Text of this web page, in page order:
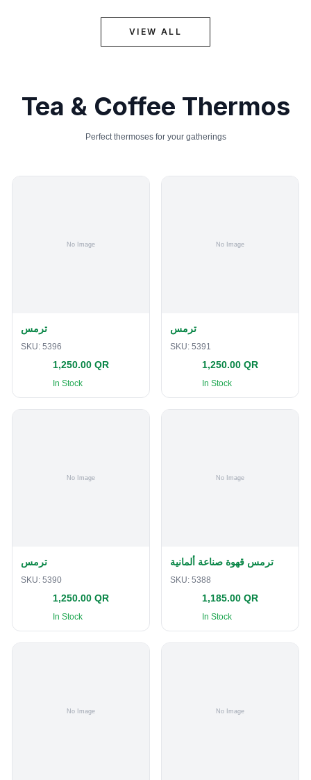
VIEW ALL
Tea & Coffee Thermos
Perfect thermoses for your gatherings
ترمس
SKU: 5396
1,250.00 QR
In Stock
ترمس
SKU: 5391
1,250.00 QR
In Stock
ترمس
SKU: 5390
1,250.00 QR
In Stock
ترمس قهوة صناعة ألمانية
SKU: 5388
1,185.00 QR
In Stock